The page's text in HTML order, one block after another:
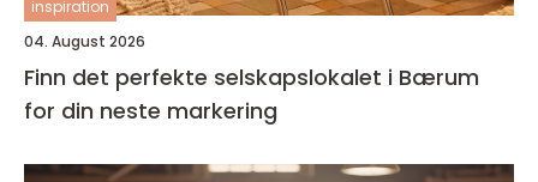
inspiration
04. August 2026
Finn det perfekte selskapslokalet i Bærum
for din neste markering